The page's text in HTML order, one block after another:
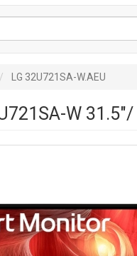
LG 32U721SA-W.AEU
W